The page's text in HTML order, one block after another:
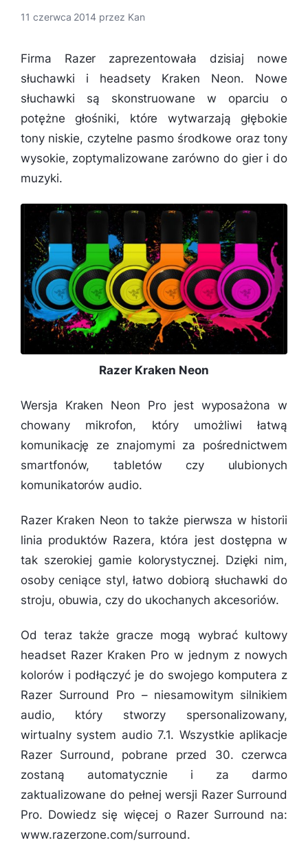
11 czerwca 2014 przez Kan
Firma Razer zaprezentowała dzisiaj nowe
słuchawki i headsety Kraken Neon. Nowe
słuchawki są skonstruowane w oparciu o
potężne głośniki, które wytwarzają głębokie
tony niskie, czytelne pasmo środkowe oraz tony
wysokie, zoptymalizowane zarówno do gier i do
muzyki.
Razer Kraken Neon
Wersja Kraken Neon Pro jest wyposażona w
chowany mikrofon, który umożliwi łatwą
komunikację ze znajomymi za pośrednictwem
smartfonów, tabletów czy ulubionych
komunikatorów audio.
Razer Kraken Neon to także pierwsza w historii
linia produktów Razera, która jest dostępna w
tak szerokiej gamie kolorystycznej. Dzięki nim,
osoby ceniące styl, łatwo dobiorą słuchawki do
stroju, obuwia, czy do ukochanych akcesoriów.
Od teraz także gracze mogą wybrać kultowy
headset Razer Kraken Pro w jednym z nowych
kolorów i podłączyć je do swojego komputera z
Razer Surround Pro – niesamowitym silnikiem
audio, który stworzy spersonalizowany,
wirtualny system audio 7.1. Wszystkie aplikacje
Razer Surround, pobrane przed 30. czerwca
zostaną automatycznie i za darmo
zaktualizowane do pełnej wersji Razer Surround
Pro. Dowiedz się więcej o Razer Surround na:
www.razerzone.com/surround.